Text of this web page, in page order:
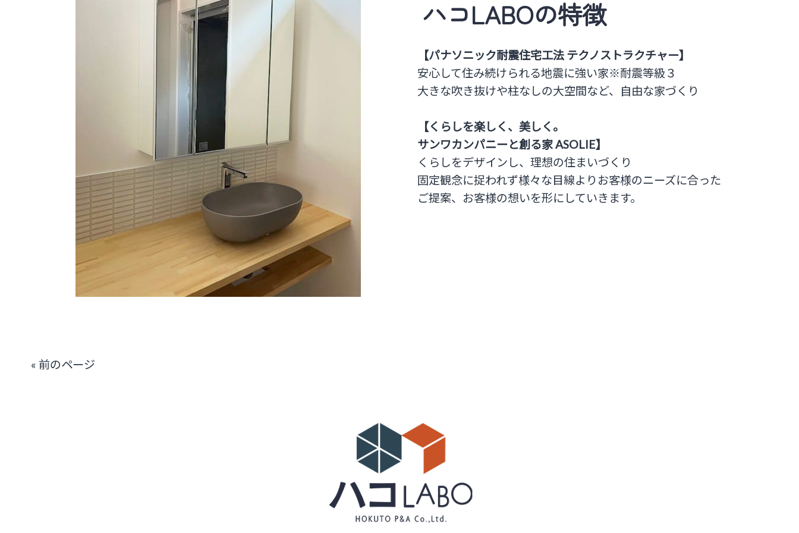
ハコLABOの特徴
【パナソニック耐震住宅工法 テクノストラクチャー】
安心して住み続けられる地震に強い家※耐震等級３
大きな吹き抜けや柱なしの大空間など、自由な家づくり
【くらしを楽しく、美しく。
サンワカンパニーと創る家 ASOLIE】
くらしをデザインし、理想の住まいづくり
固定観念に捉われず様々な目線よりお客様のニーズに合った
ご提案、お客様の想いを形にしていきます。
« 前のページ